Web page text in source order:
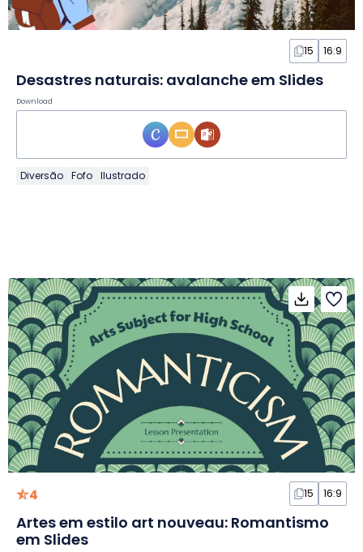
15 16:9
Desastres naturais: avalanche em Slides
Download
Diversão Fofo Ilustrado
4 15 16:9
Artes em estilo art nouveau: Romantismo
em Slides